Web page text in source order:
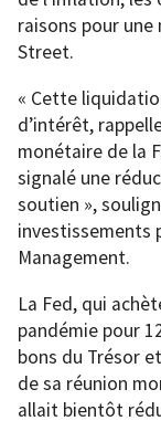
raisons pour une
Street.
« Cette
d’intérêt,
monétaire de la
signalé une
soutien »,
investissements
Management.
La Fed, qui
pandémie pour
bons du Trésor
de sa réunion
allait bientôt